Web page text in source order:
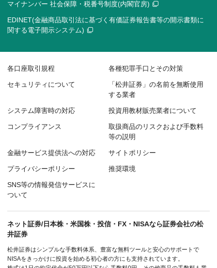
マイナンバー 社会保障・税番号制度(内閣官房)
EDINET(金融商品取引法に基づく有価証券報告書等の開示書類に
関する電子開示システム)
各口座取引規程 各種犯罪手口とその対策
セキュリティについて
「松井証券」の名前を無断使用
する業者
システム障害時の対応 投資用教材販売業者について
コンプライアンス
取扱商品のリスクおよび手数料
等の説明
金融サービス提供法への対応 サイトポリシー
プライバシーポリシー 推奨環境
SNS等の情報発信サービスに
ついて
ネット証券/日本株・米国株・投信・FX・NISAなら証券会社の松
井証券
松井証券はシンプルな手数料体系、豊富な無料ツールと安心のサポートで
NISAをきっかけに投資を始める初心者の方にも支持されています。